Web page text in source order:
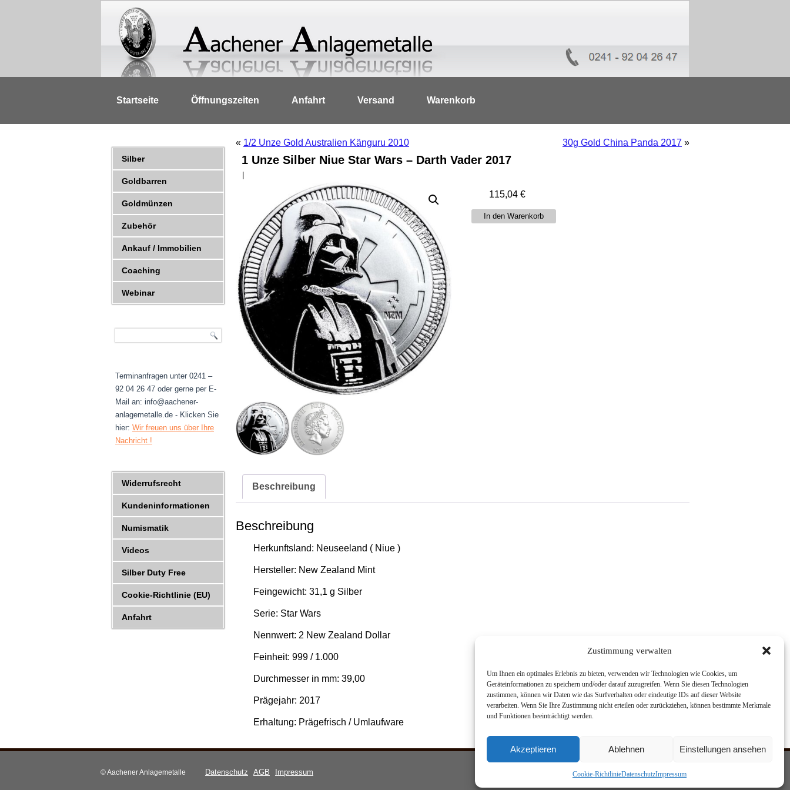
Zustimmung verwalten
Um Ihnen ein optimales Erlebnis zu bieten, verwenden wir Technologien wie Cookies, um
Geräteinformationen zu speichern und/oder darauf zuzugreifen. Wenn Sie diesen Technologien
zustimmen, können wir Daten wie das Surfverhalten oder eindeutige IDs auf dieser Website
verarbeiten. Wenn Sie Ihre Zustimmung nicht erteilen oder zurückziehen, können bestimmte Merkmale
und Funktionen beeinträchtigt werden.
Akzeptieren Ablehnen Einstellungen ansehen
Cookie-RichtlinieDatenschutzImpressum
Startseite Öffnungszeiten Anfahrt Versand Warenkorb
Silber
Goldbarren
Goldmünzen
Zubehör
Ankauf / Immobilien
Coaching
Webinar
Terminanfragen unter 0241 –
92 04 26 47 oder gerne per E-
Mail an: info@aachener-
anlagemetalle.de - Klicken Sie
hier: Wir freuen uns über Ihre
Nachricht !
Widerrufsrecht
Kundeninformationen
Numismatik
Videos
Silber Duty Free
Cookie-Richtlinie (EU)
Anfahrt
« 1/2 Unze Gold Australien Känguru 2010 30g Gold China Panda 2017 »
1 Unze Silber Niue Star Wars – Darth Vader 2017
115,04€
In den Warenkorb
Beschreibung
Beschreibung
Herkunftsland: Neuseeland ( Niue )
Hersteller: New Zealand Mint
Feingewicht: 31,1 g Silber
Serie: Star Wars
Nennwert: 2 New Zealand Dollar
Feinheit: 999 / 1.000
Durchmesser in mm: 39,00
Prägejahr: 2017
Erhaltung: Prägefrisch / Umlaufware
© Aachener Anlagemetalle Datenschutz AGB Impressum